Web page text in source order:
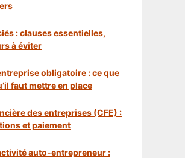
: clauses essentielles,
à éviter
obligatoire : ce que
faut mettre en place
des entreprises (CFE) :
et paiement
auto-entrepreneur :